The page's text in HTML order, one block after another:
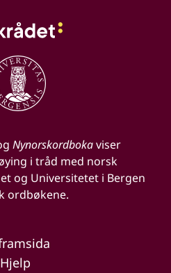
Nynorskordbokaviser
i tråd med norsk
og Universitetet i Bergen
ordbøkene.
Hjelp